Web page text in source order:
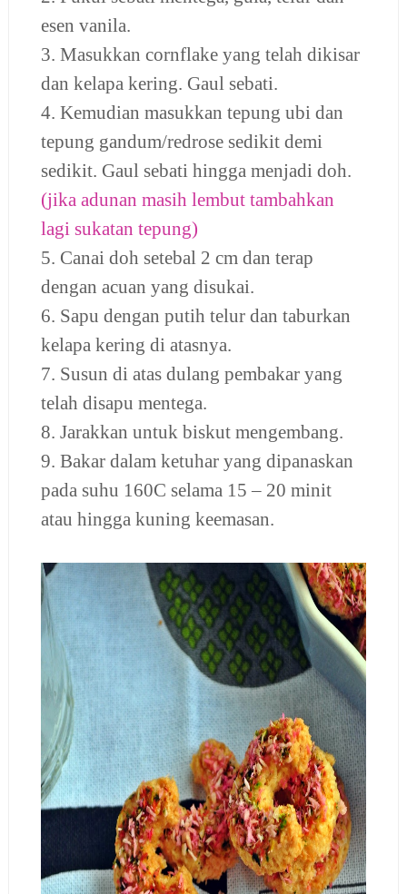
esen vanila.
3. Masukkan cornflake yang telah dikisar
dan kelapa kering. Gaul sebati.
4. Kemudian masukkan tepung ubi dan
tepung gandum/redrose sedikit demi
sedikit. Gaul sebati hingga menjadi doh.
(jika adunan masih lembut tambahkan
lagi sukatan tepung)
5. Canai doh setebal 2 cm dan terap
dengan acuan yang disukai.
6. Sapu dengan putih telur dan taburkan
kelapa kering di atasnya.
7. Susun di atas dulang pembakar yang
telah disapu mentega.
8. Jarakkan untuk biskut mengembang.
9. Bakar dalam ketuhar yang dipanaskan
pada suhu 160C selama 15 – 20 minit
atau hingga kuning keemasan.